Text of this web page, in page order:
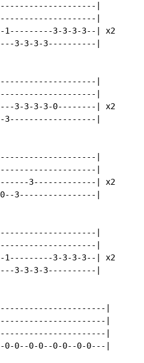
|
|
3-3-3-3--| x2
3-3-3-3----------|
|
|
3-3-3-3-0--------| x2
3-3------------------|
|
|
3-------------| x2
0--3----------------|
|
|
3-3-3-3--| x2
3-3-3-3----------|
|
|
|
0-0--0-0--0-0--0-0---|